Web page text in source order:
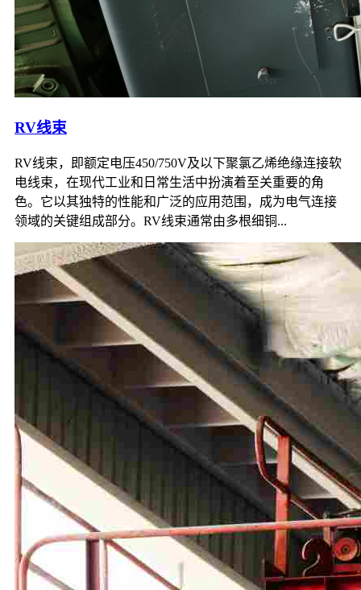
RV线束
RV线束，即额定电压450/750V及以下聚氯乙烯绝缘连接软
电线束，在现代工业和日常生活中扮演着至关重要的角
色。它以其独特的性能和广泛的应用范围，成为电气连接
领域的关键组成部分。RV线束通常由多根细铜...